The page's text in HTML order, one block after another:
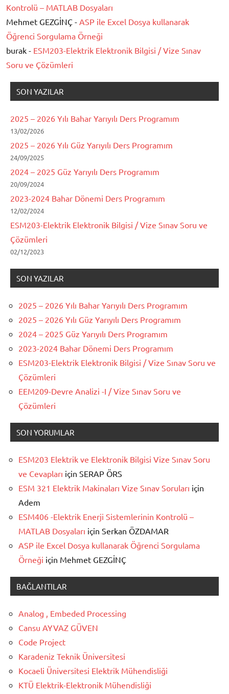
Kontrolü – MATLAB Dosyaları
Mehmet GEZGİNÇ - ASP ile Excel Dosya kullanarak
Öğrenci Sorgulama Örneği
burak - ESM203-Elektrik Elektronik Bilgisi / Vize Sınav
Soru ve Çözümleri
SON YAZILAR
2025 – 2026 Yılı Bahar Yarıyılı Ders Programım
13/02/2026
2025 – 2026 Yılı Güz Yarıyılı Ders Programım
24/09/2025
2024 – 2025 Güz Yarıyılı Ders Programım
20/09/2024
2023-2024 Bahar Dönemi Ders Programım
12/02/2024
ESM203-Elektrik Elektronik Bilgisi / Vize Sınav Soru ve
Çözümleri
02/12/2023
SON YAZILAR
2025 – 2026 Yılı Bahar Yarıyılı Ders Programım
2025 – 2026 Yılı Güz Yarıyılı Ders Programım
2024 – 2025 Güz Yarıyılı Ders Programım
2023-2024 Bahar Dönemi Ders Programım
ESM203-Elektrik Elektronik Bilgisi / Vize Sınav Soru ve
Çözümleri
EEM209-Devre Analizi -I / Vize Sınav Soru ve
Çözümleri
SON YORUMLAR
ESM203 Elektrik ve Elektronik Bilgisi Vize Sınav Soru
ve Cevapları için SERAP ÖRS
ESM 321 Elektrik Makinaları Vize Sınav Soruları için
Adem
ESM406 -Elektrik Enerji Sistemlerinin Kontrolü –
MATLAB Dosyaları için Serkan ÖZDAMAR
ASP ile Excel Dosya kullanarak Öğrenci Sorgulama
Örneği için Mehmet GEZGİNÇ
BAĞLANTILAR
Analog , Embeded Processing
Cansu AYVAZ GÜVEN
Code Project
Karadeniz Teknik Üniversitesi
Kocaeli Üniversitesi Elektrik Mühendisliği
KTÜ Elektrik-Elektronik Mühendisliği